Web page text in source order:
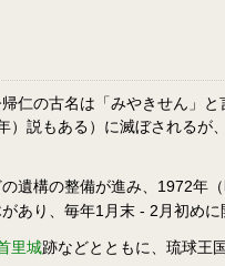
帰仁の古名は「みやきせん」
）説もある）に滅ぼされる
遺構の整備が進み、1972年
あり、毎年1月末 - 2月初め
里城跡などとともに、琉球王